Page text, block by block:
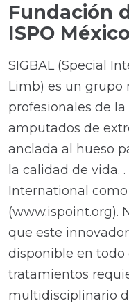
Fundación
ISPO México
SIGBAL (Special
Limb) es un grupo
profesionales de
amputados de
anclada al hueso
la calidad de vida.
International
(www.ispoint.org).
que este
disponible en todo
tratamientos
multidisciplinario